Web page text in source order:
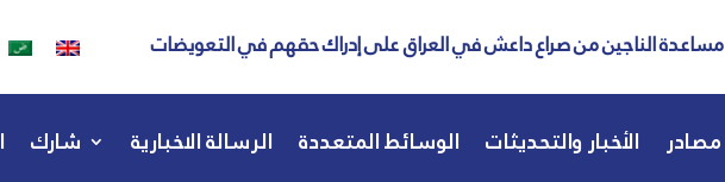
مساعدة الناجين من صراع داعش في العراق على إدراك حقهم في التعويضات
مصادر الأخبار والتحديثات الوسائط المتعددة الرسالة الاخبارية شارك